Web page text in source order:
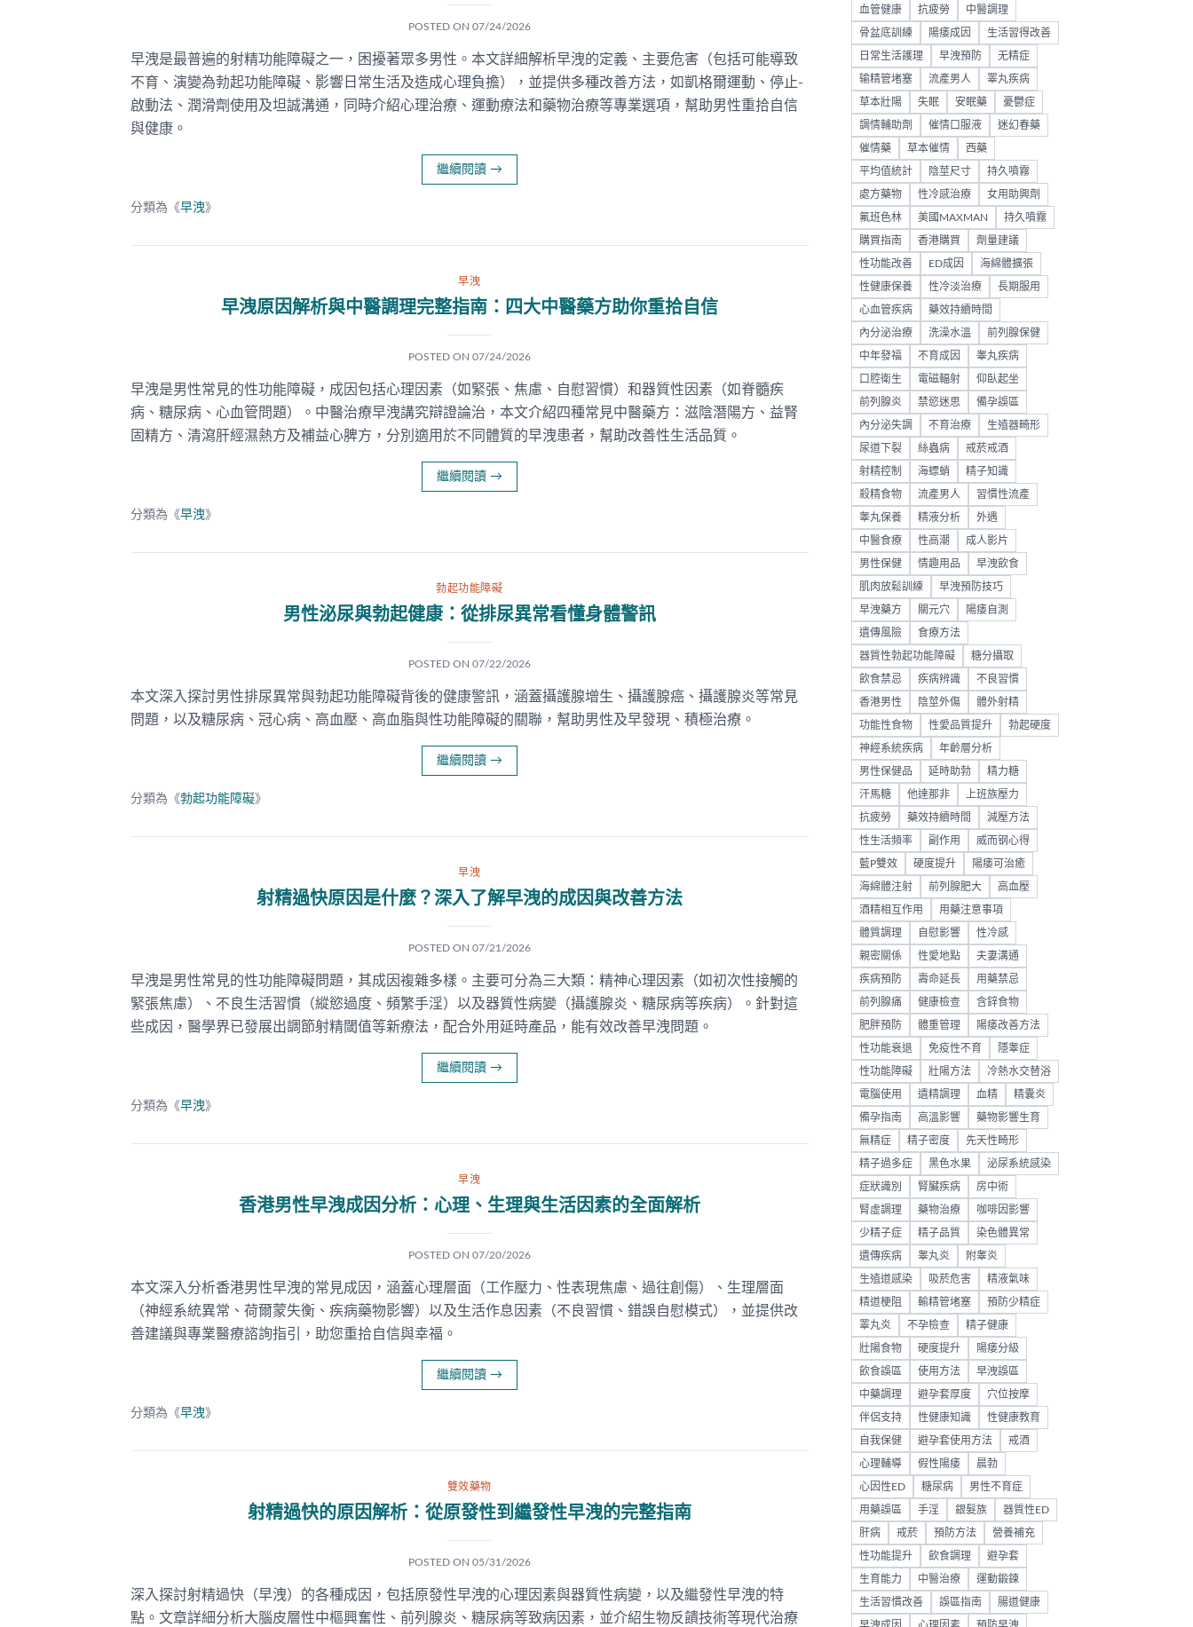
POSTED ON 07/24/2026
早洩是最普遍的射精功能障礙之一，困擾著眾多男性。本文詳細解析早洩的定義、主要危害（包括可能導致
不育、演變為勃起功能障礙、影響日常生活及造成心理負擔），並提供多種改善方法，如凱格爾運動、停止-
啟動法、潤滑劑使用及坦誠溝通，同時介紹心理治療、運動療法和藥物治療等專業選項，幫助男性重拾自信
與健康。
繼續閱讀 →
分類為《早洩》
早洩
早洩原因解析與中醫調理完整指南：四大中醫藥方助你重拾自信
POSTED ON 07/24/2026
早洩是男性常見的性功能障礙，成因包括心理因素（如緊張、焦慮、自慰習慣）和器質性因素（如脊髓疾
病、糖尿病、心血管問題）。中醫治療早洩講究辯證論治，本文介紹四種常見中醫藥方：滋陰潛陽方、益腎
固精方、清瀉肝經濕熱方及補益心脾方，分別適用於不同體質的早洩患者，幫助改善性生活品質。
繼續閱讀 →
分類為《早洩》
勃起功能障礙
男性泌尿與勃起健康：從排尿異常看懂身體警訊
POSTED ON 07/22/2026
本文深入探討男性排尿異常與勃起功能障礙背後的健康警訊，涵蓋攝護腺增生、攝護腺癌、攝護腺炎等常見
問題，以及糖尿病、冠心病、高血壓、高血脂與性功能障礙的關聯，幫助男性及早發現、積極治療。
繼續閱讀 →
分類為《勃起功能障礙》
早洩
射精過快原因是什麼？深入了解早洩的成因與改善方法
POSTED ON 07/21/2026
早洩是男性常見的性功能障礙問題，其成因複雜多樣。主要可分為三大類：精神心理因素（如初次性接觸的
緊張焦慮）、不良生活習慣（縱慾過度、頻繁手淫）以及器質性病變（攝護腺炎、糖尿病等疾病）。針對這
些成因，醫學界已發展出調節射精閾值等新療法，配合外用延時產品，能有效改善早洩問題。
繼續閱讀 →
分類為《早洩》
早洩
香港男性早洩成因分析：心理、生理與生活因素的全面解析
POSTED ON 07/20/2026
本文深入分析香港男性早洩的常見成因，涵蓋心理層面（工作壓力、性表現焦慮、過往創傷）、生理層面
（神經系統異常、荷爾蒙失衡、疾病藥物影響）以及生活作息因素（不良習慣、錯誤自慰模式），並提供改
善建議與專業醫療諮詢指引，助您重拾自信與幸福。
繼續閱讀 →
分類為《早洩》
雙效藥物
射精過快的原因解析：從原發性到繼發性早洩的完整指南
POSTED ON 05/31/2026
深入探討射精過快（早洩）的各種成因，包括原發性早洩的心理因素與器質性病變，以及繼發性早洩的特
點。文章詳細分析大腦皮層性中樞興奮性、前列腺炎、糖尿病等致病因素，並介紹生物反饋技術等現代治療
血管健康 抗疲勞 中醫調理
骨盆底訓練 陽痿成因 生活習得改善
日常生活護理 早洩預防 无精症
输精管堵塞 流產男人 睪丸疾病
草本壯陽 失眠 安眠藥 憂鬱症
調情輔助劑 催情口服液 迷幻春藥
催情藥 草本催情 西藥
平均值統計 陰莖尺寸 持久噴霧
處方藥物 性冷感治療 女用助興劑
氟班色林 美國MAXMAN 持久噴霧
購買指南 香港購買 劑量建議
性功能改善 ED成因 海綿體擴張
性健康保養 性冷淡治療 長期服用
心血管疾病 藥效持續時間
內分泌治療 洗澡水溫 前列腺保健
中年發福 不育成因 睾丸疾病
口腔衛生 電磁輻射 仰臥起坐
前列腺炎 禁慾迷思 備孕誤區
內分泌失調 不育治療 生殖器畸形
尿道下裂 絲蟲病 戒菸戒酒
射精控制 海螵蛸 精子知識
殺精食物 流產男人 習慣性流產
睾丸保養 精液分析 外遇
中醫食療 性高潮 成人影片
男性保健 情趣用品 早洩飲食
肌肉放鬆訓練 早洩預防技巧
早洩藥方 關元穴 陽痿自測
遺傳風險 食療方法
器質性勃起功能障礙 糖分攝取
飲食禁忌 疾病辨識 不良習慣
香港男性 陰莖外傷 體外射精
功能性食物 性愛品質提升 勃起硬度
神經系統疾病 年齡層分析
男性保健品 延時助勃 精力糖
汗馬糖 他達那非 上班族壓力
抗疲勞 藥效持續時間 減壓方法
性生活頻率 副作用 威而钢心得
藍P雙效 硬度提升 陽痿可治癒
海綿體注射 前列腺肥大 高血壓
酒精相互作用 用藥注意事項
體質調理 自慰影響 性冷感
親密關係 性愛地點 夫妻溝通
疾病預防 壽命延長 用藥禁忌
前列腺痛 健康檢查 含鋅食物
肥胖預防 體重管理 陽痿改善方法
性功能衰退 免疫性不育 隱睾症
性功能障礙 壯陽方法 冷熱水交替浴
電腦使用 遺精調理 血精 精囊炎
備孕指南 高溫影響 藥物影響生育
無精症 精子密度 先天性畸形
精子過多症 黑色水果 泌尿系統感染
症狀識別 腎臟疾病 房中術
腎虛調理 藥物治療 咖啡因影響
少精子症 精子品質 染色體異常
遺傳疾病 睾丸炎 附睾炎
生殖道感染 吸菸危害 精液氣味
精道梗阻 輸精管堵塞 預防少精症
睪丸炎 不孕檢查 精子健康
壯陽食物 硬度提升 陽痿分級
飲食誤區 使用方法 早洩誤區
中藥調理 避孕套厚度 穴位按摩
伴侶支持 性健康知識 性健康教育
自我保健 避孕套使用方法 戒酒
心理輔導 假性陽痿 晨勃
心因性ED 糖尿病 男性不育症
用藥誤區 手淫 銀髮族 器質性ED
肝病 戒菸 預防方法 營養補充
性功能提升 飲食調理 避孕套
生育能力 中醫治療 運動鍛鍊
生活習慣改善 誤區指南 腸道健康